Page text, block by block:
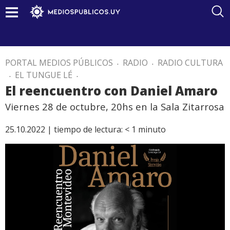
PORTAL MEDIOS PÚBLICOS . RADIO . RADIO CULTURA
. EL TUNGUE LÉ .
El reencuentro con Daniel Amaro
Viernes 28 de octubre, 20hs en la Sala Zitarrosa
25.10.2022 | tiempo de lectura: < 1 minuto